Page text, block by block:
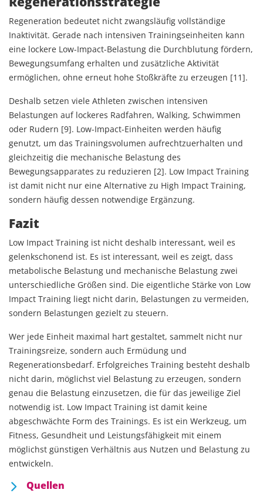
Regeneration bedeutet nicht zwangsläufig vollständige
Inaktivität. Gerade nach intensiven Trainingseinheiten kann
eine lockere Low-Impact-Belastung die Durchblutung fördern,
Bewegungsumfang erhalten und zusätzliche Aktivität
ermöglichen, ohne erneut hohe Stoßkräfte zu erzeugen [11].
Deshalb setzen viele Athleten zwischen intensiven
Belastungen auf lockeres Radfahren, Walking, Schwimmen
oder Rudern [9]. Low-Impact-Einheiten werden häufig
genutzt, um das Trainingsvolumen aufrechtzuerhalten und
gleichzeitig die mechanische Belastung des
Bewegungsapparates zu reduzieren [2]. Low Impact Training
ist damit nicht nur eine Alternative zu High Impact Training,
sondern häufig dessen notwendige Ergänzung.
Fazit
Low Impact Training ist nicht deshalb interessant, weil es
gelenkschonend ist. Es ist interessant, weil es zeigt, dass
metabolische Belastung und mechanische Belastung zwei
unterschiedliche Größen sind. Die eigentliche Stärke von Low
Impact Training liegt nicht darin, Belastungen zu vermeiden,
sondern Belastungen gezielt zu steuern.
Wer jede Einheit maximal hart gestaltet, sammelt nicht nur
Trainingsreize, sondern auch Ermüdung und
Regenerationsbedarf. Erfolgreiches Training besteht deshalb
nicht darin, möglichst viel Belastung zu erzeugen, sondern
genau die Belastung einzusetzen, die für das jeweilige Ziel
notwendig ist. Low Impact Training ist damit keine
abgeschwächte Form des Trainings. Es ist ein Werkzeug, um
Fitness, Gesundheit und Leistungsfähigkeit mit einem
möglichst günstigen Verhältnis aus Nutzen und Belastung zu
entwickeln.
Quellen